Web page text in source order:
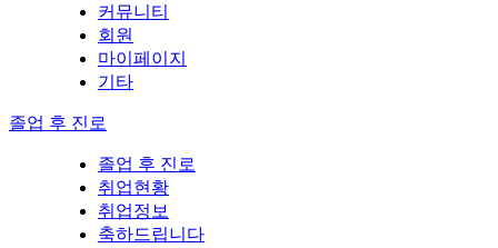
커뮤니티
회원
마이페이지
기타
졸업 후 진로
졸업 후 진로
취업현황
취업정보
축하드립니다